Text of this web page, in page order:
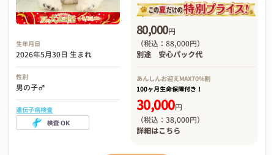
生年月日
2026年5月30日 生まれ
性別
男の子♂
遺伝子病検査
80,000円
（税込：88,000円）
別途 安心パック代
あんしんお迎えMAX70%割
100ヶ月生命保障付き！
30,000円
（税込：38,000円）
詳細はこちら